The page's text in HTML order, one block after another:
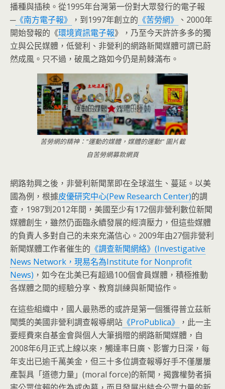
播種與插秧。從1995年台灣第一份對大眾發行的電子報
─《南方電子報》 ，到1997年創立的 《苦勞網》
、2000年
開始發報的《環境資訊電子報》，乃至今天許許多多的獨
立與公民媒體，低營利、非營利的網路新聞媒體可謂已蔚
然成風。只不過，破風之路如今仍是荊棘滿布。
苦勞網的精神："運動的媒體，媒體的運動!" 圖片截
自苦勞網募款網頁
網路勃興之後，非營利新聞業即在全球滋生、蔓延。以美
國為例，根據皮優研究中心(Pew Research Center)的調
查，1987到2012年間，美國至少有172個非營利數位新聞
媒體創生，雖然仍面臨永續發展的經濟壓力，但這些媒體
的負責人多對自己的未來充滿信心。2009年由27個非營利
新聞媒體工作者催生的 《調查新聞網絡》(Investigative
News Network，現易名為Institute for Nonprofit
News) ，如今在北美已有超過100個會員媒體，積極推動
各媒體之間的經驗分享、教育訓練與新聞協作。
在這些組織中，國人最熟悉的或許是第一個獲得普立茲新
聞獎的美國非營利調查報導網站 《ProPublica》
，此一主
要經費來自基金會與個人大筆捐贈的網路新聞媒體，自
2008年6月正式上線以來，觸達率日廣、影響力日深，每
年支出已逾千萬美金，但三十多位調查報導好手不僅屢屢
產製具「道德力量」(moral force)的新聞，揭露權勢者損